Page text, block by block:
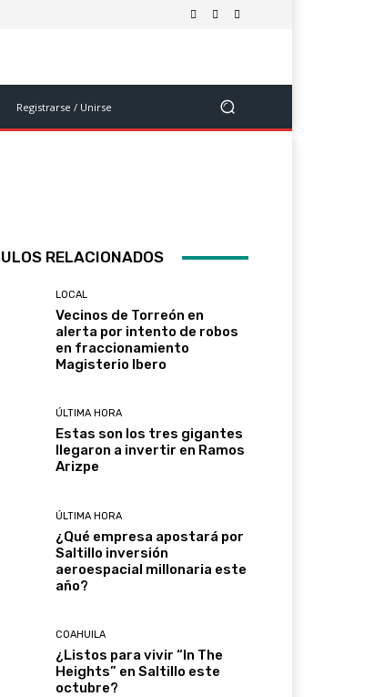
Salud Y Bienestar Ciencia Y Tecnología
Registrarse / Unirse
RELACIONADOS
LOCAL
Vecinos de Torreón en
alerta por intento de robos
en fraccionamiento
Magisterio Ibero
ÚLTIMA HORA
Estas son los tres gigantes
llegaron a invertir en Ramos
Arizpe
ÚLTIMA HORA
¿Qué empresa apostará por
Saltillo inversión
aeroespacial millonaria este
año?
COAHUILA
¿Listos para vivir “In The
Heights” en Saltillo este
octubre?